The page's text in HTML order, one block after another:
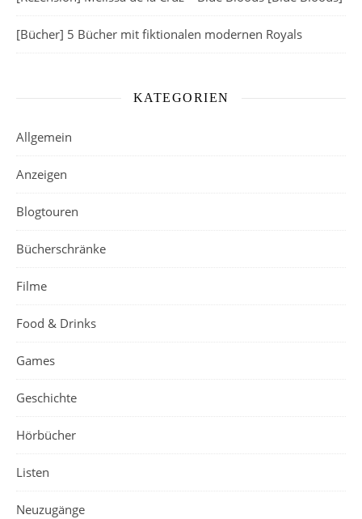
[Bücher] 5 Bücher mit fiktionalen modernen Royals
KATEGORIEN
Allgemein
Anzeigen
Blogtouren
Bücherschränke
Filme
Food & Drinks
Games
Geschichte
Hörbücher
Listen
Neuzugänge